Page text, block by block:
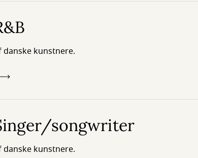
danske kunstnere.
songwriter
danske kunstnere.